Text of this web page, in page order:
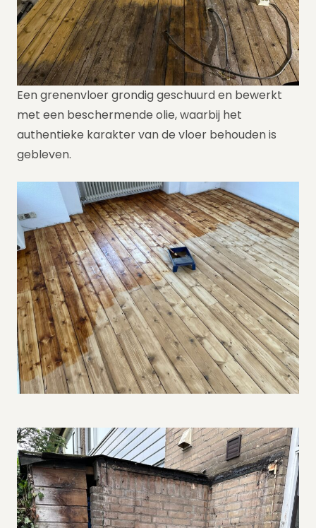
Een grenenvloer grondig geschuurd en bewerkt
met een beschermende olie, waarbij het
authentieke karakter van de vloer behouden is
gebleven.